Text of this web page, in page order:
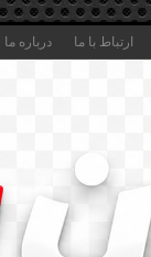
ارتباط با ما درباره ما